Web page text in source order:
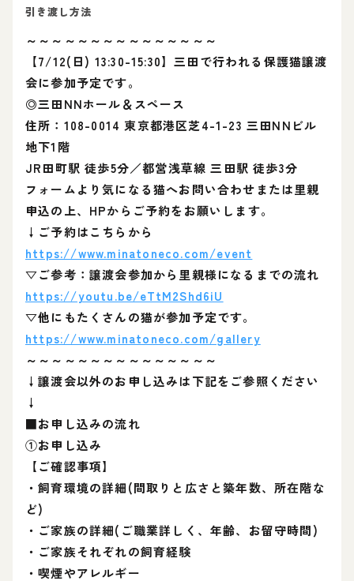
引き渡し方法
～～～～～～～～～～～～～～～
【7/12(日) 13:30-15:30】三田で行われる保護猫譲渡
会に参加予定です。
◎三田NNホール＆スペース
住所：108-0014 東京都港区芝4-1-23 三田NNビル
地下1階
JR田町駅 徒歩5分／都営浅草線 三田駅 徒歩3分
フォームより気になる猫へお問い合わせまたは里親
申込の上、HPからご予約をお願いします。
↓ご予約はこちらから
https://www.minatoneco.com/event
▽ご参考：譲渡会参加から里親様になるまでの流れ
https://youtu.be/eTtM2Shd6iU
▽他にもたくさんの猫が参加予定です。
https://www.minatoneco.com/gallery
～～～～～～～～～～～～～～～
↓譲渡会以外のお申し込みは下記をご参照ください
↓
■お申し込みの流れ
①お申し込み
【ご確認事項】
・飼育環境の詳細(間取りと広さと築年数、所在階な
ど)
・ご家族の詳細(ご職業詳しく、年齢、お留守時間)
・ご家族それぞれの飼育経験
・喫煙やアレルギー